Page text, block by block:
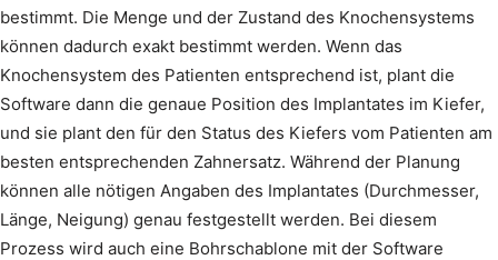
bestimmt. Die Menge und der Zustand des Knochensystems
können dadurch exakt bestimmt werden. Wenn das
Knochensystem des Patienten entsprechend ist, plant die
Software dann die genaue Position des Implantates im Kiefer,
und sie plant den für den Status des Kiefers vom Patienten am
besten entsprechenden Zahnersatz. Während der Planung
können alle nötigen Angaben des Implantates (Durchmesser,
Länge, Neigung) genau festgestellt werden. Bei diesem
Prozess wird auch eine Bohrschablone mit der Software